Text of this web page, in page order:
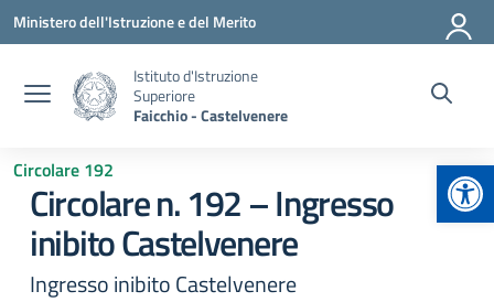
Vai ai contenuti
Vai al menu di navigazione
Vai al footer
Ministero dell'Istruzione e del Merito
Istituto d'Istruzione
Superiore
Faicchio - Castelvenere
Circolare 192
Circolare n. 192 – Ingresso
inibito Castelvenere
Ingresso inibito Castelvenere